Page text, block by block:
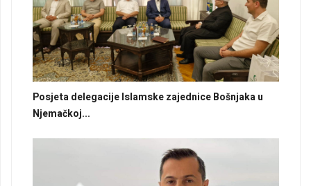
Posjeta delegacije Islamske zajednice Bošnjaka u
Njemačkoj...